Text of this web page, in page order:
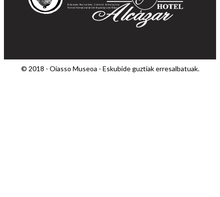
© 2018 - Oiasso Museoa - Eskubide guztiak erresalbatuak.